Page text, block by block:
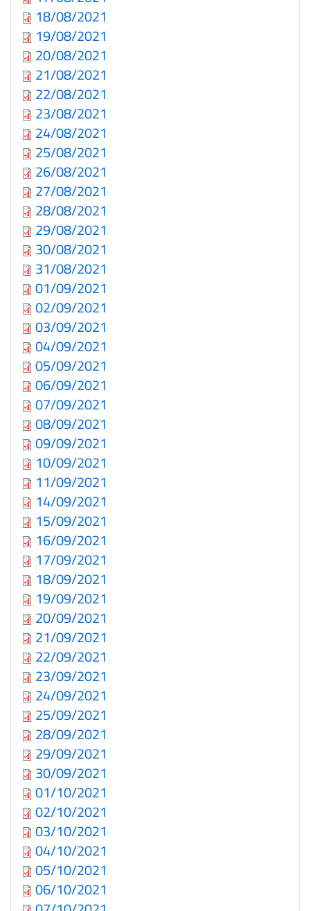
18/08/2021
19/08/2021
20/08/2021
21/08/2021
22/08/2021
23/08/2021
24/08/2021
25/08/2021
26/08/2021
27/08/2021
28/08/2021
29/08/2021
30/08/2021
31/08/2021
01/09/2021
02/09/2021
03/09/2021
04/09/2021
05/09/2021
06/09/2021
07/09/2021
08/09/2021
09/09/2021
10/09/2021
11/09/2021
14/09/2021
15/09/2021
16/09/2021
17/09/2021
18/09/2021
19/09/2021
20/09/2021
21/09/2021
22/09/2021
23/09/2021
24/09/2021
25/09/2021
28/09/2021
29/09/2021
30/09/2021
01/10/2021
02/10/2021
03/10/2021
04/10/2021
05/10/2021
06/10/2021